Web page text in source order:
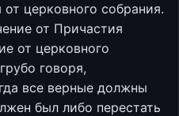
от церковного собрания.
от Причастия
от церковного
говоря,
все верные должны
был либо перестать